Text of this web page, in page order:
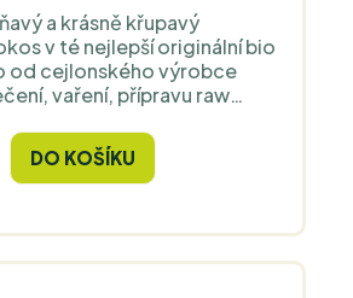
a krásně křupavý
v té nejlepší originální bio
od cejlonského výrobce
vaření, přípravu raw
kuchyni.
DO KOŠÍKU